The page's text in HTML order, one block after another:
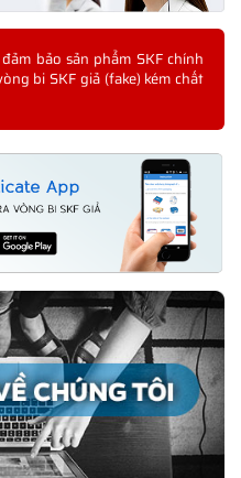
bảo sản phẩm SKF chính
bi SKF giả (fake) kém chất